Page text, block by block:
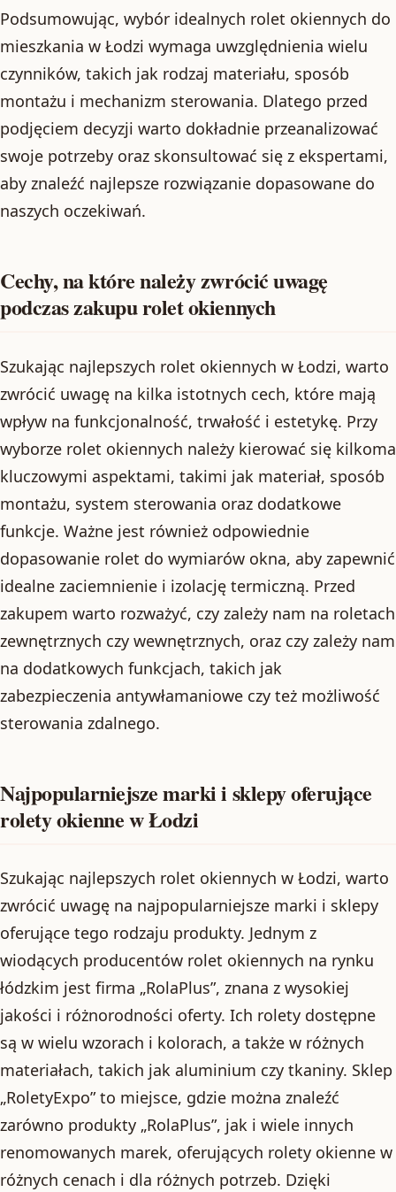
Podsumowując, wybór idealnych rolet okiennych do
mieszkania w Łodzi wymaga uwzględnienia wielu
czynników, takich jak rodzaj materiału, sposób
montażu i mechanizm sterowania. Dlatego przed
podjęciem decyzji warto dokładnie przeanalizować
swoje potrzeby oraz skonsultować się z ekspertami,
aby znaleźć najlepsze rozwiązanie dopasowane do
naszych oczekiwań.
Cechy, na które należy zwrócić uwagę
podczas zakupu rolet okiennych
Szukając najlepszych rolet okiennych w Łodzi, warto
zwrócić uwagę na kilka istotnych cech, które mają
wpływ na funkcjonalność, trwałość i estetykę. Przy
wyborze rolet okiennych należy kierować się kilkoma
kluczowymi aspektami, takimi jak materiał, sposób
montażu, system sterowania oraz dodatkowe
funkcje. Ważne jest również odpowiednie
dopasowanie rolet do wymiarów okna, aby zapewnić
idealne zaciemnienie i izolację termiczną. Przed
zakupem warto rozważyć, czy zależy nam na roletach
zewnętrznych czy wewnętrznych, oraz czy zależy nam
na dodatkowych funkcjach, takich jak
zabezpieczenia antywłamaniowe czy też możliwość
sterowania zdalnego.
Najpopularniejsze marki i sklepy oferujące
rolety okienne w Łodzi
Szukając najlepszych rolet okiennych w Łodzi, warto
zwrócić uwagę na najpopularniejsze marki i sklepy
oferujące tego rodzaju produkty. Jednym z
wiodących producentów rolet okiennych na rynku
łódzkim jest firma „RolaPlus”, znana z wysokiej
jakości i różnorodności oferty. Ich rolety dostępne
są w wielu wzorach i kolorach, a także w różnych
materiałach, takich jak aluminium czy tkaniny. Sklep
„RoletyExpo” to miejsce, gdzie można znaleźć
zarówno produkty „RolaPlus”, jak i wiele innych
renomowanych marek, oferujących rolety okienne w
różnych cenach i dla różnych potrzeb. Dzięki